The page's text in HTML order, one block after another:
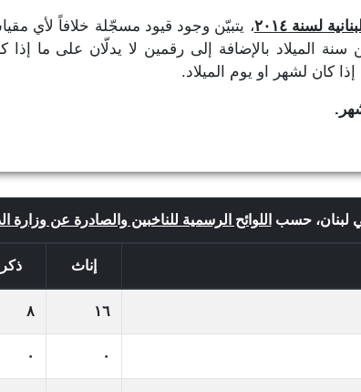
لسنة ٢٠١٤ ، يتبيّن وجود قيود مسجّلة خلافاً لأي
نجد ٣٨٩,٢٨١ قيد يتضمّن سنة الميلاد فقط. و٣٧٩ قيد يتضمّن سنة الميلاد بالإضافة إلى رقمين لا
لبنان، حسب اللوائح الرسمية للناخبين والصادرة عن وزارة
إناث ذكر
١٦ ٨
٠ ٠